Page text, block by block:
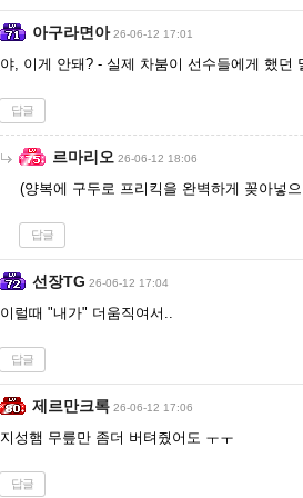
아구라면아 26-06-12 17:01
야, 이게 안돼? - 실제 차붐이 선수들에게 했던
답글
르마리오 26-06-12 18:06
(양복에 구두로 프리킥을 완벽하게 꽂아넣
답글
선장TG 26-06-12 17:04
이럴때 "내가" 더움직여서..
답글
제르만크록 26-06-12 17:06
지성햄 무릎만 좀더 버텨줬어도 ㅜㅜ
답글